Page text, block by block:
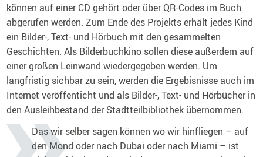
können auf einer CD gehört oder über QR-Codes im Buch
abgerufen werden. Zum Ende des Projekts erhält jedes Kind
ein Bilder-, Text- und Hörbuch mit den gesammelten
Geschichten. Als Bilderbuchkino sollen diese außerdem auf
einer großen Leinwand wiedergegeben werden. Um
langfristig sichbar zu sein, werden die Ergebisnisse auch im
Internet veröffenticht und als Bilder-, Text- und Hörbücher in
den Ausleihbestand der Stadtteilbibliothek übernommen.
Das wir selber sagen können wo wir hinfliegen – auf
den Mond oder nach Dubai oder nach Miami – ist